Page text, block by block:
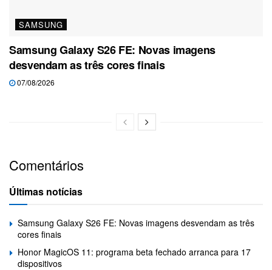
SAMSUNG
Samsung Galaxy S26 FE: Novas imagens
desvendam as três cores finais
07/08/2026
Comentários
Últimas notícias
Samsung Galaxy S26 FE: Novas imagens desvendam as três
cores finais
Honor MagicOS 11: programa beta fechado arranca para 17
dispositivos